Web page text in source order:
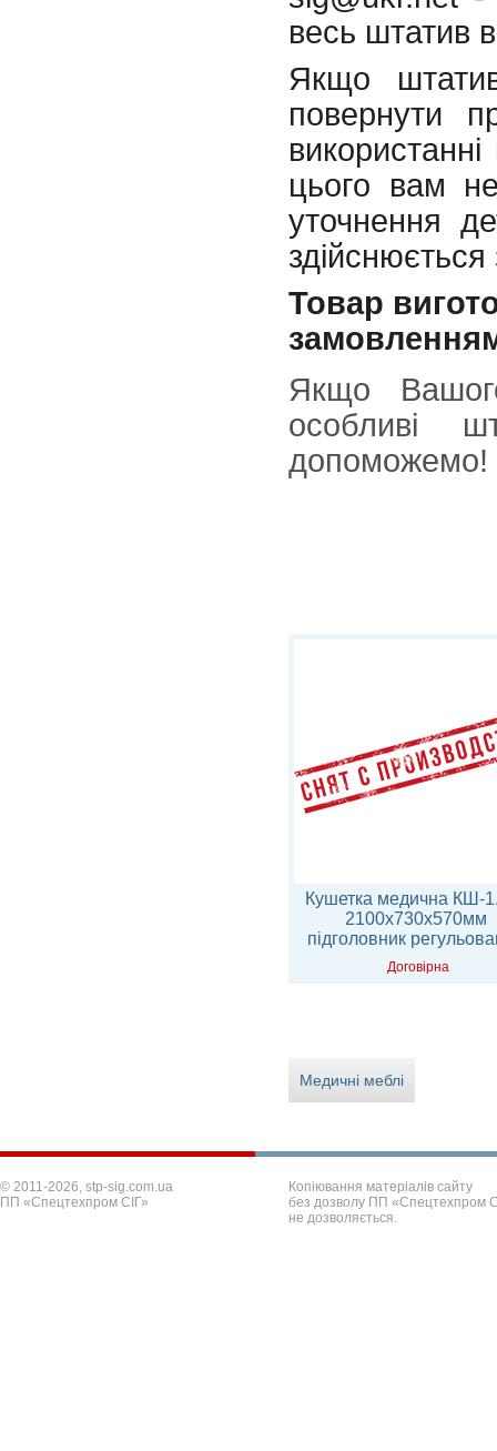
весь штатив
Якщо
повернути
цього вам
уточнення
Товар
Якщо
особливі
допоможемо!
Кушетка медична КШ-
2100х730х570мм
підголовник
Договірна
Медичні меблі
© 2011-2026, stp-sig.com.ua
ПП «Спецтехпром СІГ»
Копіювання матеріалів сайту
без дозволу ПП «Спецтехпром
не дозволяється.